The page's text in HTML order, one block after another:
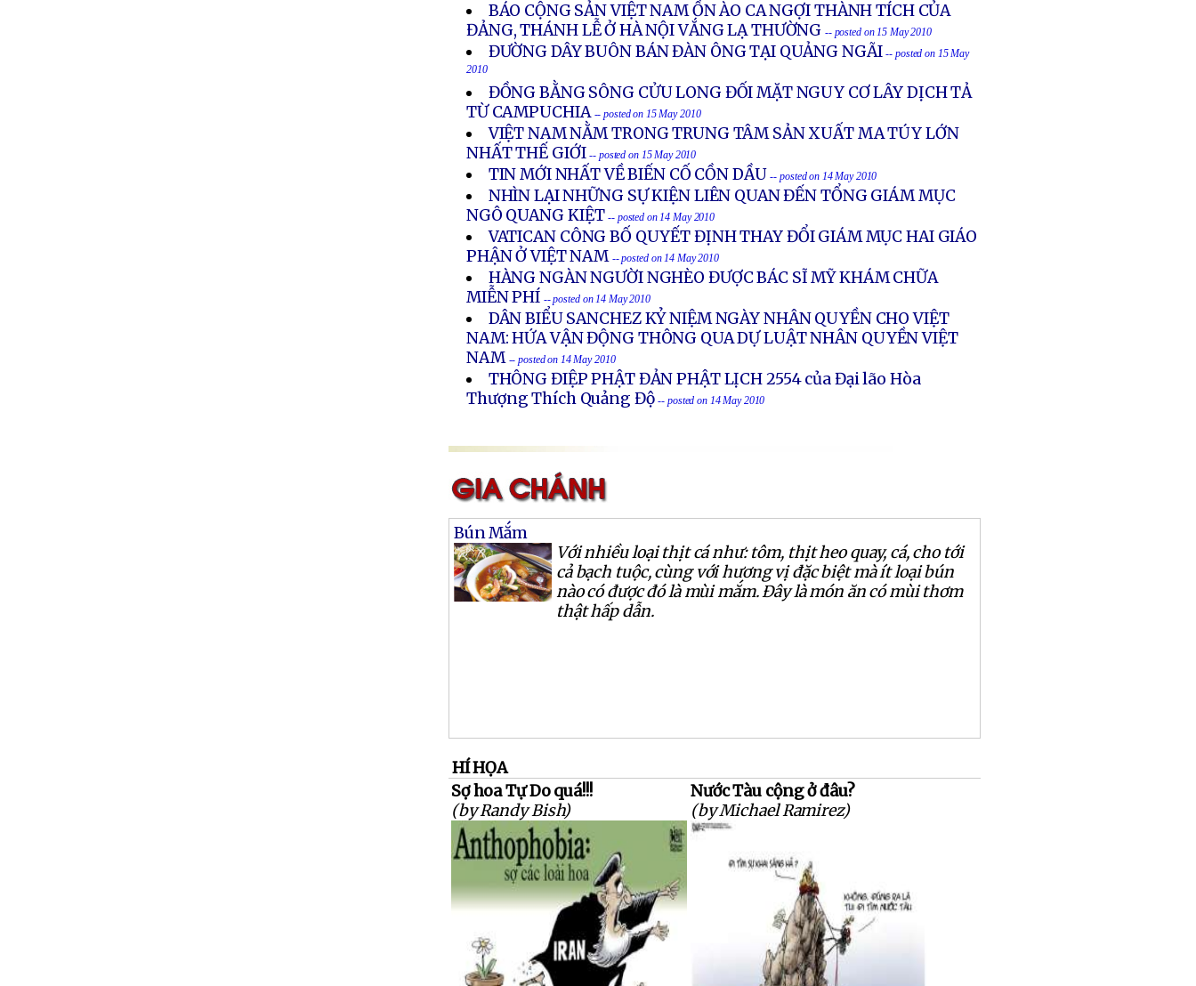
BÁO CỘNG SẢN VIỆT NAM ỒN ÀO CA NGỢI THÀNH TÍCH CỦA
ĐẢNG, THÁNH LỄ Ở HÀ NỘI VẮNG LẠ THƯỜNG -- posted on 15 May 2010
ĐƯỜNG DÂY BUÔN BÁN ĐÀN ÔNG TẠI QUẢNG NGÃI -- posted on 15 May
2010
ĐỒNG BẰNG SÔNG CỬU LONG ĐỐI MẶT NGUY CƠ LÂY DỊCH TẢ
TỪ CAMPUCHIA -- posted on 15 May 2010
VIỆT NAM NẰM TRONG TRUNG TÂM SẢN XUẤT MA TÚY LỚN
NHẤT THẾ GIỚI -- posted on 15 May 2010
TIN MỚI NHẤT VỀ BIẾN CỐ CỒN DẦU -- posted on 14 May 2010
NHÌN LẠI NHỮNG SỰ KIỆN LIÊN QUAN ĐẾN TỔNG GIÁM MỤC
NGÔ QUANG KIỆT -- posted on 14 May 2010
VATICAN CÔNG BỐ QUYẾT ĐỊNH THAY ĐỔI GIÁM MỤC HAI GIÁO
PHẬN Ở VIỆT NAM -- posted on 14 May 2010
HÀNG NGÀN NGƯỜI NGHÈO ĐƯỢC BÁC SĨ MỸ KHÁM CHỮA
MIỄN PHÍ -- posted on 14 May 2010
DÂN BIỂU SANCHEZ KỶ NIỆM NGÀY NHÂN QUYỀN CHO VIỆT
NAM: HỨA VẬN ĐỘNG THÔNG QUA DỰ LUẬT NHÂN QUYỀN VIỆT
NAM -- posted on 14 May 2010
THÔNG ĐIỆP PHẬT ĐẢN PHẬT LỊCH 2554 của Đại lão Hòa
Thượng Thích Quảng Độ -- posted on 14 May 2010
Bún Mắm
Với nhiều loại thịt cá như: tôm, thịt heo quay, cá, cho tới
cả bạch tuộc, cùng với hương vị đặc biệt mà ít loại bún
nào có được đó là mùi mắm. Đây là món ăn có mùi thơm
thật hấp dẫn.
HÍ HỌA
Sợ hoa Tự Do quá!!!
(by Randy Bish)
Nước Tàu cộng ở đâu?
(by Michael Ramirez)